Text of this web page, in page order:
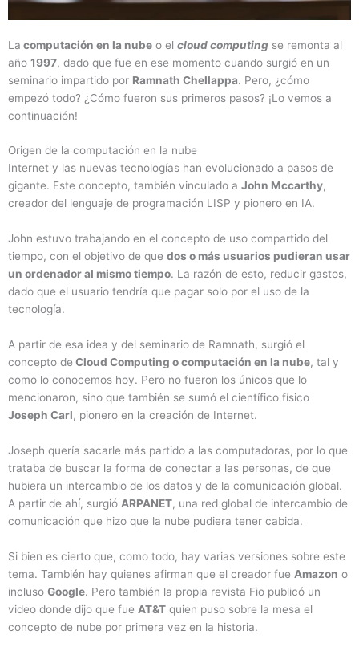
La computación en la nube o el cloud computing se remonta al
año 1997, dado que fue en ese momento cuando surgió en un
seminario impartido por Ramnath Chellappa. Pero, ¿cómo
empezó todo? ¿Cómo fueron sus primeros pasos? ¡Lo vemos a
continuación!
Origen de la computación en la nube
Internet y las nuevas tecnologías han evolucionado a pasos de
gigante. Este concepto, también vinculado a John Mccarthy,
creador del lenguaje de programación LISP y pionero en IA.
John estuvo trabajando en el concepto de uso compartido del
tiempo, con el objetivo de que dos o más usuarios pudieran usar
un ordenador al mismo tiempo. La razón de esto, reducir gastos,
dado que el usuario tendría que pagar solo por el uso de la
tecnología.
A partir de esa idea y del seminario de Ramnath, surgió el
concepto de Cloud Computing o computación en la nube, tal y
como lo conocemos hoy. Pero no fueron los únicos que lo
mencionaron, sino que también se sumó el científico físico
Joseph Carl, pionero en la creación de Internet.
Joseph quería sacarle más partido a las computadoras, por lo que
trataba de buscar la forma de conectar a las personas, de que
hubiera un intercambio de los datos y de la comunicación global.
A partir de ahí, surgió ARPANET, una red global de intercambio de
comunicación que hizo que la nube pudiera tener cabida.
Si bien es cierto que, como todo, hay varias versiones sobre este
tema. También hay quienes afirman que el creador fue Amazon o
incluso Google. Pero también la propia revista Fio publicó un
video donde dijo que fue AT&T quien puso sobre la mesa el
concepto de nube por primera vez en la historia.